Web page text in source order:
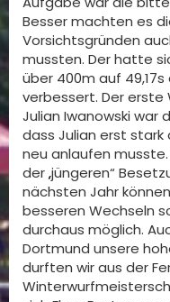
Besser machten es
Vorsichtsgründen
mussten. Der hatte
über 400m auf
verbessert. Der erste
Julian Iwanowski war
dass Julian erst
neu anlaufen
der „jüngeren“
nächsten Jahr
besseren Wechseln
durchaus möglich.
Dortmund unsere
durften wir aus der